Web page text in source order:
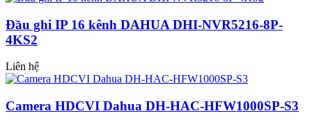
Đầu ghi IP 16 kênh DAHUA DHI-NVR5216-8P-
4KS2
Liên hệ
Camera HDCVI Dahua DH-HAC-HFW1000SP-S3